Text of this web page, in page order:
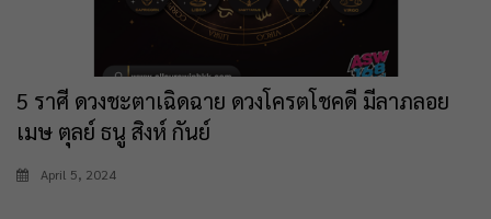
5 ราศี ดวงชะตาเฉิดฉาย ดวงโครตโชคดี มีลาภลอย
เมษ ตุลย์ ธนู สิงห์ กันย์
April 5, 2024